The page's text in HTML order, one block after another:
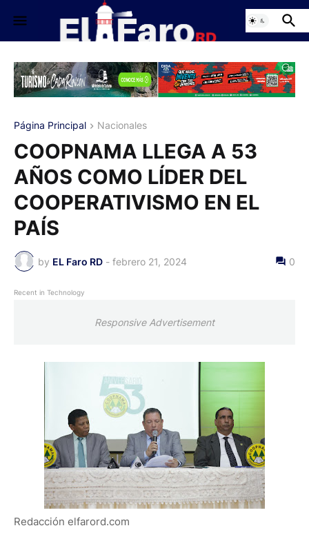
Página Principal Nacionales
COOPNAMA LLEGA A 53
AÑOS COMO LÍDER DEL
COOPERATIVISMO EN EL
PAÍS
by EL Faro RD - febrero 21, 2024 0
Recent in Technology
Responsive Advertisement
Redacción elfarord.com